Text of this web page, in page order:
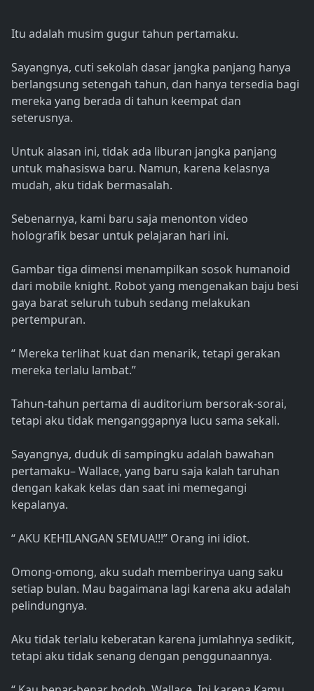
Itu adalah musim gugur tahun pertamaku.
Sayangnya, cuti sekolah dasar jangka panjang hanya
berlangsung setengah tahun, dan hanya tersedia bagi
mereka yang berada di tahun keempat dan
seterusnya.
Untuk alasan ini, tidak ada liburan jangka panjang
untuk mahasiswa baru. Namun, karena kelasnya
mudah, aku tidak bermasalah.
Sebenarnya, kami baru saja menonton video
holografik besar untuk pelajaran hari ini.
Gambar tiga dimensi menampilkan sosok humanoid
dari mobile knight. Robot yang mengenakan baju besi
gaya barat seluruh tubuh sedang melakukan
pertempuran.
“ Mereka terlihat kuat dan menarik, tetapi gerakan
mereka terlalu lambat.”
Tahun-tahun pertama di auditorium bersorak-sorai,
tetapi aku tidak menganggapnya lucu sama sekali.
Sayangnya, duduk di sampingku adalah bawahan
pertamaku– Wallace, yang baru saja kalah taruhan
dengan kakak kelas dan saat ini memegangi
kepalanya.
“ AKU KEHILANGAN SEMUA!!!” Orang ini idiot.
Omong-omong, aku sudah memberinya uang saku
setiap bulan. Mau bagaimana lagi karena aku adalah
pelindungnya.
Aku tidak terlalu keberatan karena jumlahnya sedikit,
tetapi aku tidak senang dengan penggunaannya.